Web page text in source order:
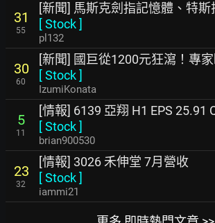
31
55
[新聞] 馬斯克劍指記憶體、特
[Stock]
pl132
30
60
[新聞] 國巨從1200元狂瀉！專
[Stock]
IzumiKonata
5
11
[情報] 6139 亞翔 H1 EPS 25.91
[Stock]
brian900530
23
32
[情報] 3026 禾伸堂 7月營收
[Stock]
iammi21